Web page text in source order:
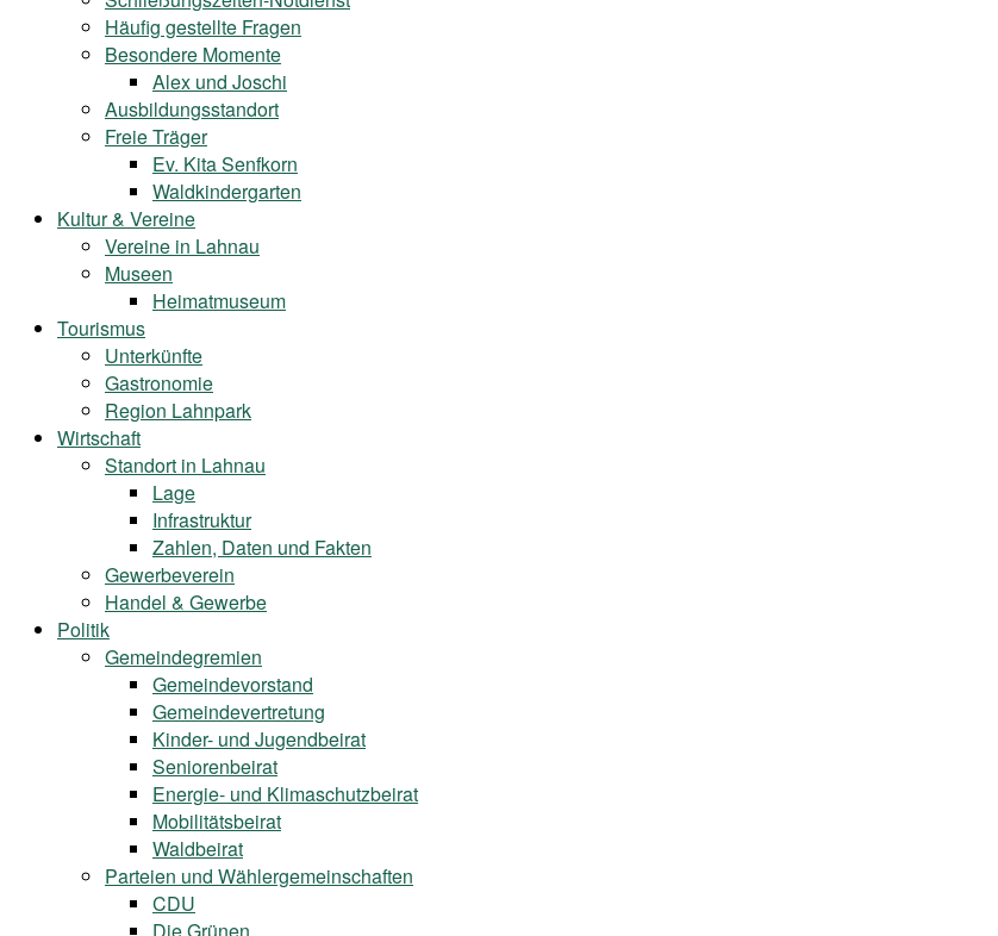
Häufig gestellte Fragen
Besondere Momente
Alex und Joschi
Ausbildungsstandort
Freie Träger
Ev. Kita Senfkorn
Waldkindergarten
Kultur & Vereine
Vereine in Lahnau
Museen
Heimatmuseum
Tourismus
Unterkünfte
Gastronomie
Region Lahnpark
Wirtschaft
Standort in Lahnau
Lage
Infrastruktur
Zahlen, Daten und Fakten
Gewerbeverein
Handel & Gewerbe
Politik
Gemeindegremien
Gemeindevorstand
Gemeindevertretung
Kinder- und Jugendbeirat
Seniorenbeirat
Energie- und Klimaschutzbeirat
Mobilitätsbeirat
Waldbeirat
Parteien und Wählergemeinschaften
CDU